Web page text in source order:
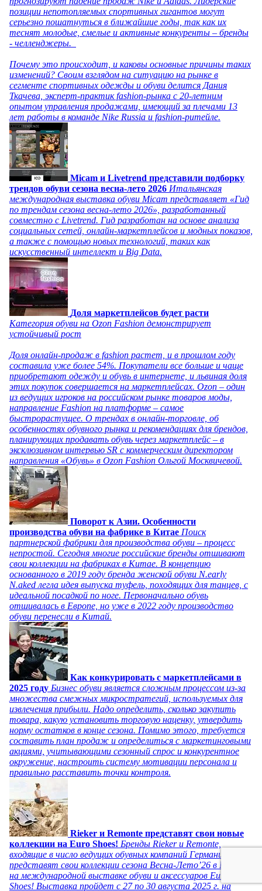
позиции непотопляемых спортивных гигантов могут
серьезно пошатнуться в ближайшие годы, так как их
теснят молодые, смелые и активные конкуренты – бренды
- челленджеры.
Почему это происходит, и каковы основные причины таких
изменений? Своим взглядом на ситуацию на рынке в
сегменте спортивных одежды и обуви делится Дания
Ткачева, эксперт-практик fashion-рынка с 20-летним
опытом управления продажами, имеющий за плечами 13
лет работы в команде Nike Russia и fashion-ритейле.
Micam и Livetrend представили подборку
трендов обуви сезона весна-лето 2026 Итальянская
международная выставка обуви Micam представляет «Гид
по трендам сезона весна-лето 2026», разработанный
совместно с Livetrend. Гид разработан на основе анализа
социальных сетей, онлайн-маркетплейсов и модных показов,
а также с помощью новых технологий, таких как
искусственный интеллект и Big Data.
Доля маркетплейсов будет расти
Категория обуви на Ozon Fashion демонстрирует
устойчивый рост
Доля онлайн-продаж в fashion растет, и в прошлом году
составила уже более 54%. Покупатели все больше и чаще
приобретают одежду и обувь в интернете, и львиная доля
этих покупок совершается на маркетплейсах. Ozon – один
из ведущих игроков на российском рынке товаров моды,
направление Fashion на платформе – самое
быстрорастущее. О трендах в онлайн-торговле, об
особенностях обувного рынка и рекомендациях для брендов,
планирующих продавать обувь через маркетплейс – в
эксклюзивном интервью SR с коммерческим директором
направления «Обувь» в Ozon Fashion Ольгой Москвичевой.
Поворот к Азии. Особенности
производства обуви на фабрике в Китае Поиск
партнерской фабрики для производства обуви – процесс
непростой. Сегодня многие российские бренды отшивают
свои коллекции на фабриках в Китае. В концепцию
основанного в 2019 году бренда женской обуви N.early
N.aked легла идея выпуска туфель, походящих для танцев, с
идеальной посадкой по ноге. Первоначально обувь
отшивалась в Европе, но уже в 2022 году производство
обуви перенесли в Китай.
Как конкурировать с маркетплейсами в
2025 году Бизнес обуви является сложным процессом из-за
множества смежных микростратегий, используемых для
извлечения прибыли. Надо определить, сколько закупить
товара, какую установить торговую наценку, утвердить
норму остатков в конце сезона. Помимо этого, требуется
составить план продаж и определиться с маркетинговыми
акциями, учитывающими сезонный спрос и конкурентное
окружение, настроить систему мотивации персонала и
правильно расставить точки контроля.
Rieker и Remonte представят свои новые
коллекции на Euro Shoes! Бренды Rieker и Remonte,
входящие в число ведущих обувных компаний Германии,
представят свои коллекции сезона Весна-Лето’26 в Москве
на международной выставке обуви и аксессуаров Euro
Shoes! Выставка пройдет c 27 по 30 августа 2025 г. на